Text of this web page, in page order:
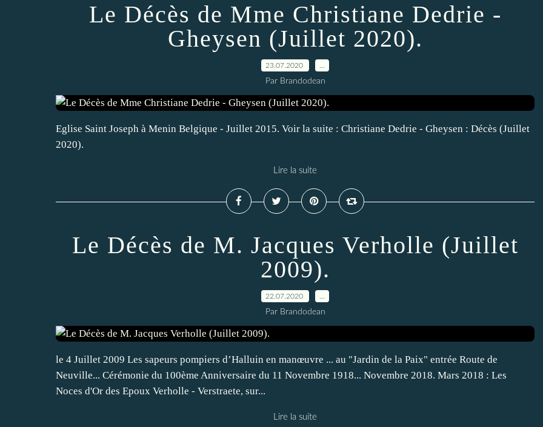
Le Décès de Mme Christiane Dedrie -
Gheysen (Juillet 2020).
23.07.2020
Par Brandodean
Eglise Saint Joseph à Menin Belgique - Juillet 2015. Voir la suite : Christiane Dedrie - Gheysen : Décès (Juillet
2020).
Lire la suite
Le Décès de M. Jacques Verholle (Juillet
2009).
22.07.2020
Par Brandodean
le 4 Juillet 2009 Les sapeurs pompiers d’Halluin en manœuvre ... au "Jardin de la Paix" entrée Route de
Neuville... Cérémonie du 100ème Anniversaire du 11 Novembre 1918... Novembre 2018. Mars 2018 : Les
Noces d'Or des Epoux Verholle - Verstraete, sur...
Lire la suite